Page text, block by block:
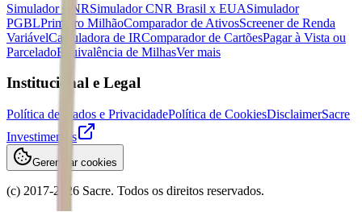
Simulador CNRSimulador CNR Brasil x EUASimulador
PGBLPrimeiro MilhãoComparador de AtivosScreener de Renda
VariávelCalculadora de IRComparador de CartõesPagar à Vista ou
ParceladoEquivalência de MilhasVer mais
Institucional e Legal
Política de Dados e PrivacidadePolítica de CookiesDisclaimerSacre
Investimentos
Gerenciar cookies
(c) 2017-2026 Sacre. Todos os direitos reservados.